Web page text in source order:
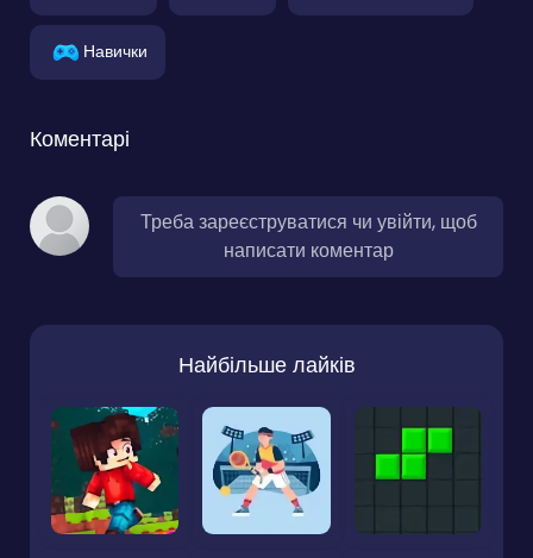
Навички
Коментарі
Треба зареєструватися чи увійти, щоб
написати коментар
Найбільше лайків